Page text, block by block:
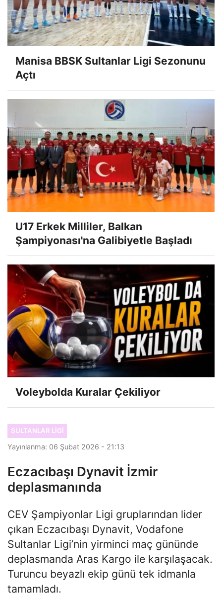
Manisa BBSK Sultanlar Ligi Sezonunu
Açtı
U17 Erkek Milliler, Balkan
Şampiyonası'na Galibiyetle Başladı
Voleybolda Kuralar Çekiliyor
SULTANLAR LIGI
Yayınlanma: 06 Şubat 2026 - 21:13
Eczacıbaşı Dynavit İzmir
deplasmanında
CEV Şampiyonlar Ligi gruplarından lider
çıkan Eczacıbaşı Dynavit, Vodafone
Sultanlar Ligi’nin yirminci maç gününde
deplasmanda Aras Kargo ile karşılaşacak.
Turuncu beyazlı ekip günü tek idmanla
tamamladı.